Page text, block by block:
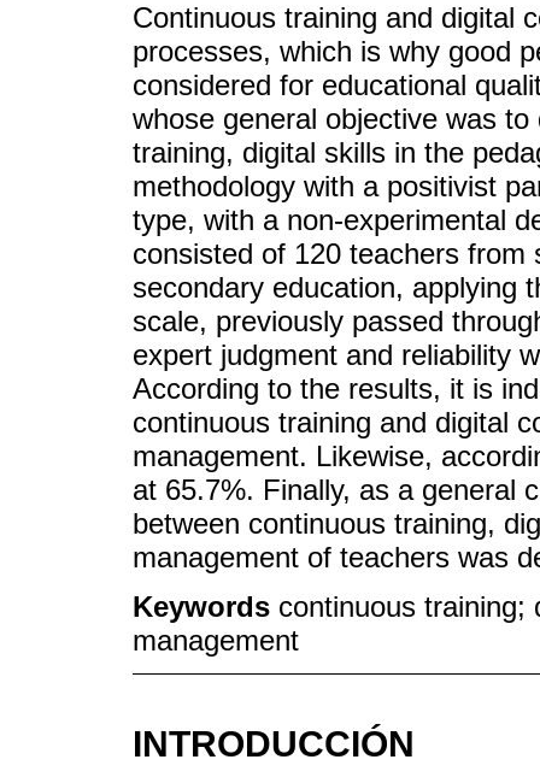
Continuous training and digital
processes, which is why good
considered for educational
whose general objective was
training, digital skills in the
methodology with a positivist
type, with a non-experimental
consisted of 120 teachers
secondary education, applying
scale, previously passed
expert judgment and reliability
According to the results, it is
continuous training and digital
management. Likewise,
at 65.7%. Finally, as a general
between continuous training,
management of teachers was
Keywords continuous training;
management
INTRODUCCIÓN